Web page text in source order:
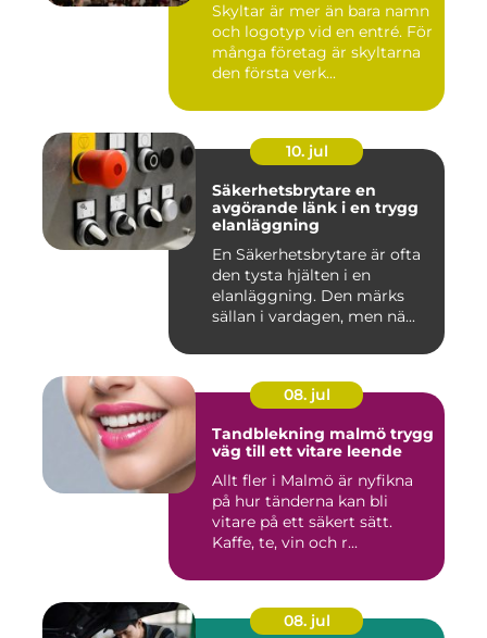
Skyltar är mer än bara namn
och logotyp vid en entré. För
många företag är skyltarna
den första verk...
10. jul
Säkerhetsbrytare en
avgörande länk i en trygg
elanläggning
En Säkerhetsbrytare är ofta
den tysta hjälten i en
elanläggning. Den märks
sällan i vardagen, men nä...
08. jul
Tandblekning malmö trygg
väg till ett vitare leende
Allt fler i Malmö är nyfikna
på hur tänderna kan bli
vitare på ett säkert sätt.
Kaffe, te, vin och r...
08. jul